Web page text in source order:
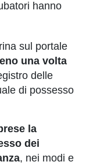
hanno
sul portale
una volta
delle
di possesso
la
dei
, nei modi e